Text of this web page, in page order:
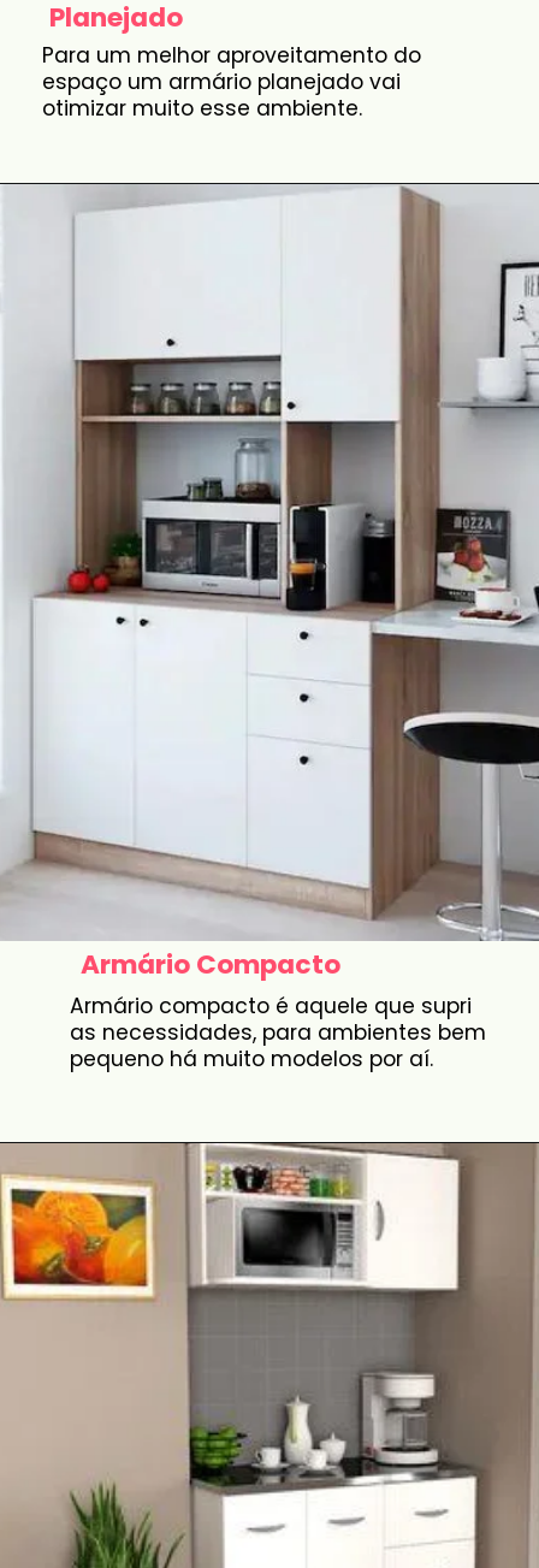
Planejado
Para um melhor aproveitamento do
espaço um armário planejado vai
otimizar muito esse ambiente.
Armário Compacto
Armário compacto é aquele que supri
as necessidades, para ambientes bem
pequeno há muito modelos por aí.